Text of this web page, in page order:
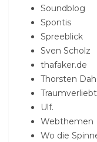
Soundblog
Spontis
Spreeblick
Sven Scholz
thafaker.de
Thorsten Dahl
Traumverliebt
Ulf.
Webthemen
Wo die